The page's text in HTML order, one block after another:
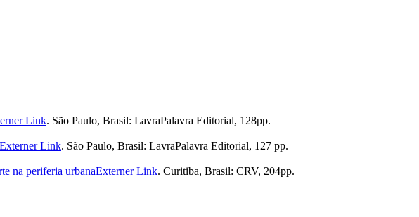
Link. São Paulo, Brasil: LavraPalavra Editorial, 128pp.
Externer Link. São Paulo, Brasil: LavraPalavra Editorial, 127 pp.
na periferia urbanaExterner Link. Curitiba, Brasil: CRV, 204pp.